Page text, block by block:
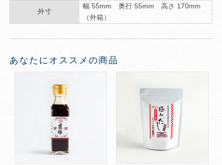
外寸
幅 55mm 奥行 55mm 高さ 170mm
（外箱）
あなたにオススメの商品